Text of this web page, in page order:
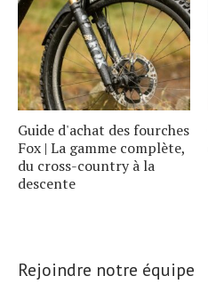
Guide d'achat des fourches
Fox | La gamme complète,
du cross-country à la
descente
Rejoindre notre équipe